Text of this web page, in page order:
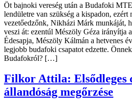
Öt bajnoki vereség után a Budafoki
lendületre van szükség a kispadon, ezért
vezetőedzőnk, Nikházi Márk munkáját,
veszi át: ezentúl Mészöly Géza irányítja
Édesapja, Mészöly Kálmán a hetvenes
legjobb budafoki csapatot edzette.
Budafokról? […]
Filkor Attila: Elsődleges
állandóság megőrzése